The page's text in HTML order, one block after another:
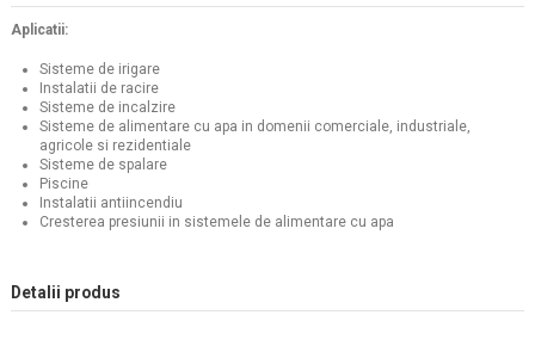
Aplicatii:
Sisteme de irigare
Instalatii de racire
Sisteme de incalzire
Sisteme de alimentare cu apa in domenii comerciale, industriale,
agricole si rezidentiale
Sisteme de spalare
Piscine
Instalatii antiincendiu
Cresterea presiunii in sistemele de alimentare cu apa
Detalii produs